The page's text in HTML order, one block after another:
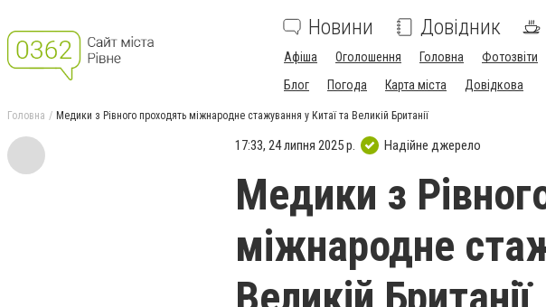
Новини Довідник
Афіша Оголошення Головна Фотозвіти
Блог
Погода Карта міста Довідкова
Головна Медики з Рівного проходять міжнародне стажування у Китаї та Великій Британії
17:33, 24 липня 2025 р. Надійне джерело
Медики з
міжнародне